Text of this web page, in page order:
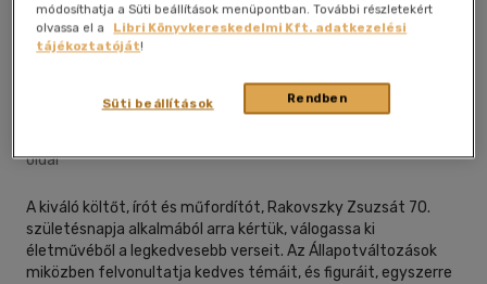
oldal
A kiváló költőt, írót és műfordítót, Rakovszky Zsuzsát 70.
születésnapja alkalmából arra kértük, válogassa ki
életművéből a legkedvesebb verseit. Az Állapotváltozások
miközben felvonultatja kedves témáit, és figuráit, egyszerre
módosíthatja a Süti beállítások menüpontban. További részletekért
olvassa el a
Libri Könyvkereskedelmi Kft. adatkezelési
tájékoztatóját!
Rendben
Süti beállítások